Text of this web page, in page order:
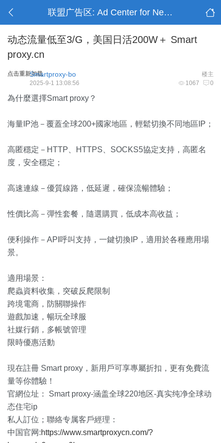
联盟广告区: Ad Center for Networks
动态流量低至3/G，美国日活200W＋ Smart
proxy.cn
点击重新加载 楼主
Smartproxy-bo
1067 0
2025-9-1 13:08:56
為什麼選擇Smart proxy？
海量IP池－覆蓋全球200+國家地區，輕鬆切換不同地區IP；
高匿穩定－HTTP、HTTPS、SOCKS5協定支持，高匿名
度，安全穩定；
高速連線－優質線路，低延遲，確保流暢體驗；
性價比高－彈性套餐，隨選購買，低成本高收益；
便利操作－API呼叫支持，一鍵切換IP，適用於各種應用場
景。
適用場景：
爬蟲資料收集，突破反爬限制
跨境電商，防關聯操作
遊戲加速，暢玩全球服
社媒行銷，多帳號管理
限時優惠活動
現在註冊 Smart proxy，新用戶可享專屬折扣，更有免費流
量等你體驗！
官網位址： Smart proxy-涵盖全球220地区-真实纯净全球动
态住宅ip
私人訂位；聯絡专属客戶經理：
中国官网:https://www.smartproxycn.com/?